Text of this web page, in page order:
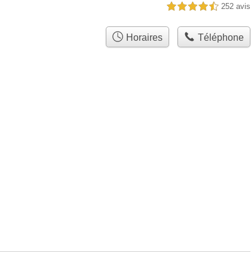
4,5 étoiles sur 5 252 avis
Horaires Téléphone